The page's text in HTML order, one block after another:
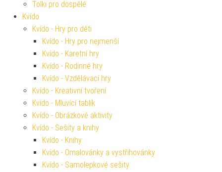
Tolki pro dospělé
Kvído
Kvído - Hry pro děti
Kvído - Hry pro nejmenší
Kvído - Karetní hry
Kvído - Rodinné hry
Kvído - Vzdělávací hry
Kvído - Kreativní tvoření
Kvído - Mluvící tablík
Kvído - Obrázkové aktivity
Kvído - Sešity a knihy
Kvído - Knihy
Kvído - Omalovánky a vystřihovánky
Kvído - Samolepkové sešity